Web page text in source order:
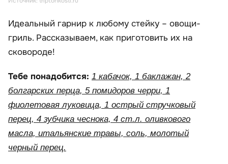
Идеальный гарнир к любому стейку – овощи-
гриль. Рассказываем, как приготовить их на
сковороде!
Тебе понадобится: 1 кабачок, 1 баклажан, 2
болгарских перца, 5 помидоров черри, 1
фиолетовая луковица, 1 острый стручковый
перец, 4 зубчика чеснока, 4 ст.л. оливкового
масла, итальянские травы, соль, молотый
черный перец.